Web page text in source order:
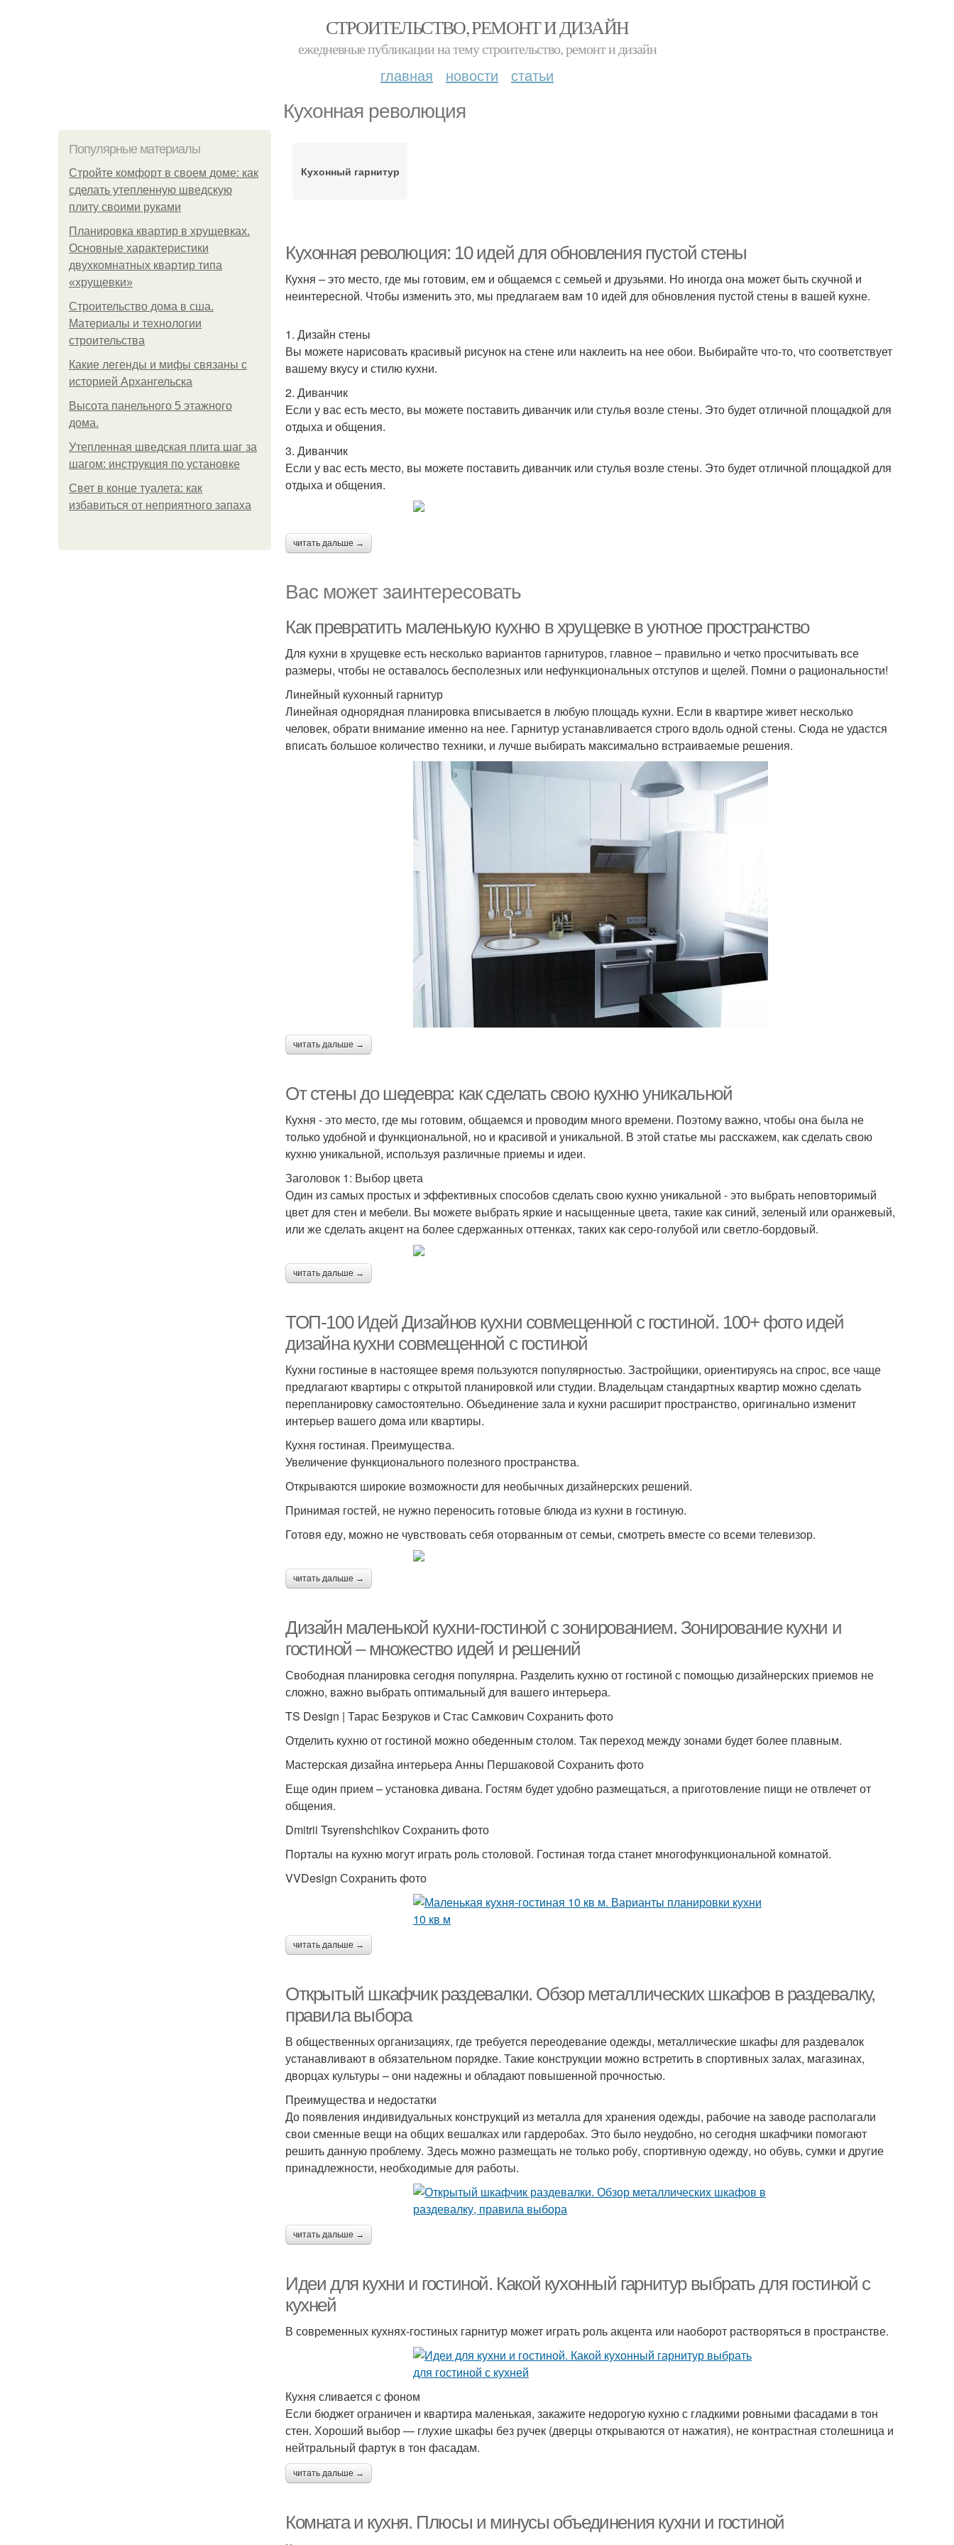
СТРОИТЕЛЬСТВО, РЕМОНТ И ДИЗАЙН
ежедневные публикации на тему строительство, ремонт и дизайн
главная новости статьи
Кухонная революция
Популярные материалы
Стройте комфорт в своем доме: как
сделать утепленную шведскую
плиту своими руками
Планировка квартир в хрущевках.
Основные характеристики
двухкомнатных квартир типа
«хрущевки»
Строительство дома в сша.
Материалы и технологии
строительства
Какие легенды и мифы связаны с
историей Архангельска
Высота панельного 5 этажного
дома.
Утепленная шведская плита шаг за
шагом: инструкция по установке
Свет в конце туалета: как
избавиться от неприятного запаха
Кухонный гарнитур
Кухонная революция: 10 идей для обновления пустой стены
Кухня – это место, где мы готовим, ем и общаемся с семьей и друзьями. Но иногда она может быть скучной и
неинтересной. Чтобы изменить это, мы предлагаем вам 10 идей для обновления пустой стены в вашей кухне.
1. Дизайн стены
Вы можете нарисовать красивый рисунок на стене или наклеить на нее обои. Выбирайте что-то, что соответствует
вашему вкусу и стилю кухни.
2. Диванчик
Если у вас есть место, вы можете поставить диванчик или стулья возле стены. Это будет отличной площадкой для
отдыха и общения.
3. Диванчик
Если у вас есть место, вы можете поставить диванчик или стулья возле стены. Это будет отличной площадкой для
отдыха и общения.
читать дальше →
Вас может заинтересовать
Как превратить маленькую кухню в хрущевке в уютное пространство
Для кухни в хрущевке есть несколько вариантов гарнитуров, главное – правильно и четко просчитывать все
размеры, чтобы не оставалось бесполезных или нефункциональных отступов и щелей. Помни о рациональности!
Линейный кухонный гарнитур
Линейная однорядная планировка вписывается в любую площадь кухни. Если в квартире живет несколько
человек, обрати внимание именно на нее. Гарнитур устанавливается строго вдоль одной стены. Сюда не удастся
вписать большое количество техники, и лучше выбирать максимально встраиваемые решения.
читать дальше →
От стены до шедевра: как сделать свою кухню уникальной
Кухня - это место, где мы готовим, общаемся и проводим много времени. Поэтому важно, чтобы она была не
только удобной и функциональной, но и красивой и уникальной. В этой статье мы расскажем, как сделать свою
кухню уникальной, используя различные приемы и идеи.
Заголовок 1: Выбор цвета
Один из самых простых и эффективных способов сделать свою кухню уникальной - это выбрать неповторимый
цвет для стен и мебели. Вы можете выбрать яркие и насыщенные цвета, такие как синий, зеленый или оранжевый,
или же сделать акцент на более сдержанных оттенках, таких как серо-голубой или светло-бордовый.
читать дальше →
ТОП-100 Идей Дизайнов кухни совмещенной с гостиной. 100+ фото идей
дизайна кухни совмещенной с гостиной
Кухни гостиные в настоящее время пользуются популярностью. Застройщики, ориентируясь на спрос, все чаще
предлагают квартиры с открытой планировкой или студии. Владельцам стандартных квартир можно сделать
перепланировку самостоятельно. Объединение зала и кухни расширит пространство, оригинально изменит
интерьер вашего дома или квартиры.
Кухня гостиная. Преимущества.
Увеличение функционального полезного пространства.
Открываются широкие возможности для необычных дизайнерских решений.
Принимая гостей, не нужно переносить готовые блюда из кухни в гостиную.
Готовя еду, можно не чувствовать себя оторванным от семьи, смотреть вместе со всеми телевизор.
читать дальше →
Дизайн маленькой кухни-гостиной с зонированием. Зонирование кухни и
гостиной – множество идей и решений
Свободная планировка сегодня популярна. Разделить кухню от гостиной с помощью дизайнерских приемов не
сложно, важно выбрать оптимальный для вашего интерьера.
TS Design | Тарас Безруков и Стас Самкович Сохранить фото
Отделить кухню от гостиной можно обеденным столом. Так переход между зонами будет более плавным.
Мастерская дизайна интерьера Анны Першаковой Сохранить фото
Еще один прием – установка дивана. Гостям будет удобно размещаться, а приготовление пищи не отвлечет от
общения.
Dmitrii Tsyrenshchikov Сохранить фото
Порталы на кухню могут играть роль столовой. Гостиная тогда станет многофункциональной комнатой.
VVDesign Сохранить фото
читать дальше →
Открытый шкафчик раздевалки. Обзор металлических шкафов в раздевалку,
правила выбора
В общественных организациях, где требуется переодевание одежды, металлические шкафы для раздевалок
устанавливают в обязательном порядке. Такие конструкции можно встретить в спортивных залах, магазинах,
дворцах культуры – они надежны и обладают повышенной прочностью.
Преимущества и недостатки
До появления индивидуальных конструкций из металла для хранения одежды, рабочие на заводе располагали
свои сменные вещи на общих вешалках или гардеробах. Это было неудобно, но сегодня шкафчики помогают
решить данную проблему. Здесь можно размещать не только робу, спортивную одежду, но обувь, сумки и другие
принадлежности, необходимые для работы.
читать дальше →
Идеи для кухни и гостиной. Какой кухонный гарнитур выбрать для гостиной с
кухней
В современных кухнях-гостиных гарнитур может играть роль акцента или наоборот растворяться в пространстве.
Кухня сливается с фоном
Если бюджет ограничен и квартира маленькая, закажите недорогую кухню с гладкими ровными фасадами в тон
стен. Хороший выбор — глухие шкафы без ручек (дверцы открываются от нажатия), не контрастная столешница и
нейтральный фартук в тон фасадам.
читать дальше →
Комната и кухня. Плюсы и минусы объединения кухни и гостиной